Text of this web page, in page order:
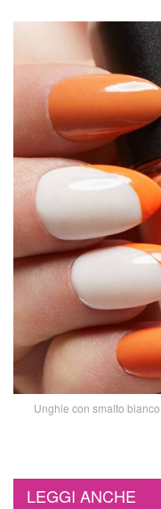
Unghie con smalto
LEGGI ANCHE